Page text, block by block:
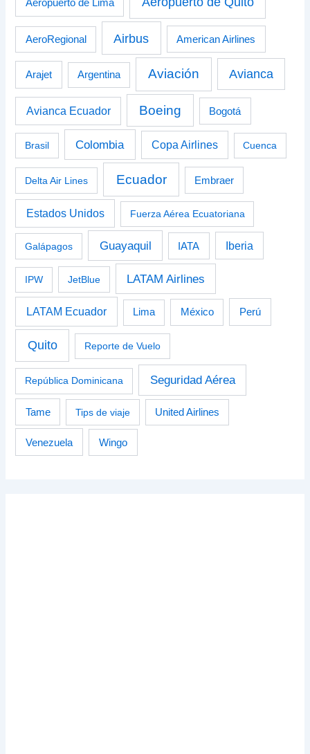
Aeropuerto de Lima
AeroRegional Airbus American Airlines
Arajet Argentina Aviación Avianca
Avianca Ecuador Boeing Bogotá
Brasil Colombia Copa Airlines Cuenca
Delta Air Lines Ecuador Embraer
Estados Unidos Fuerza Aérea Ecuatoriana
Galápagos Guayaquil IATA Iberia
IPW JetBlue LATAM Airlines
LATAM Ecuador Lima México Perú
Quito Reporte de Vuelo
República Dominicana Seguridad Aérea
Tame Tips de viaje United Airlines
Venezuela Wingo